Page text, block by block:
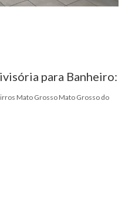
para Banheiro:
Mato Grosso Mato Grosso do